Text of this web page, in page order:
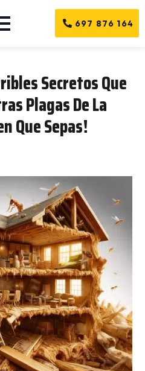
697 876 164
Secretos Que
Plagas De La
Que Sepas!